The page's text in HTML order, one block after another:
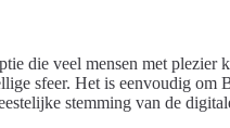
die veel mensen met plezier
sfeer. Het is eenvoudig om
stemming van de